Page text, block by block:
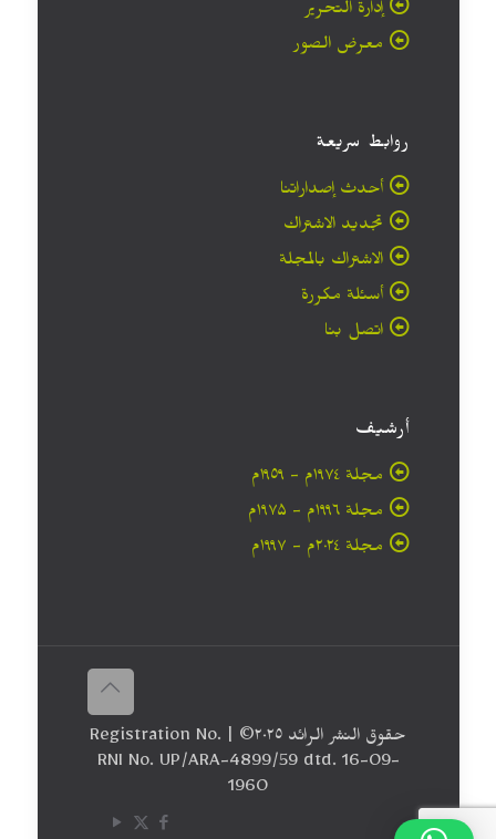
إدارة التحرير
معرض الصور
روابط سريعة
أحدث إصداراتنا
تجديد الاشتراك
الاشتراك بالمجلة
أسئلة مكررة
اتصل بنا
أرشيف
مجلة ۱۹۷٤م - ١٩٥٩م
مجلة ۱۹۹٦م - ۱۹۷۵م
مجلة ۲۰۲٤م - ۱۹۹۷م
حقوق النشر الرائد ٢٠۲٥© | Registration No.
RNI No. UP/ARA-4899/59 dtd. 16-09-
1960